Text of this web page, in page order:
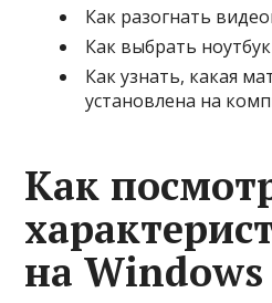
Как разогнать
Как выбрать
Как узнать, какая
установлена на
Как
на Windows